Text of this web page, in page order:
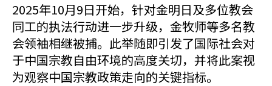
2025年10月9日开始，针对金明日及多位教会
同工的执法行动进一步升级，金牧师等多名教
会领袖相继被捕。此举随即引发了国际社会对
于中国宗教自由环境的高度关切，并将此案视
为观察中国宗教政策走向的关键指标。